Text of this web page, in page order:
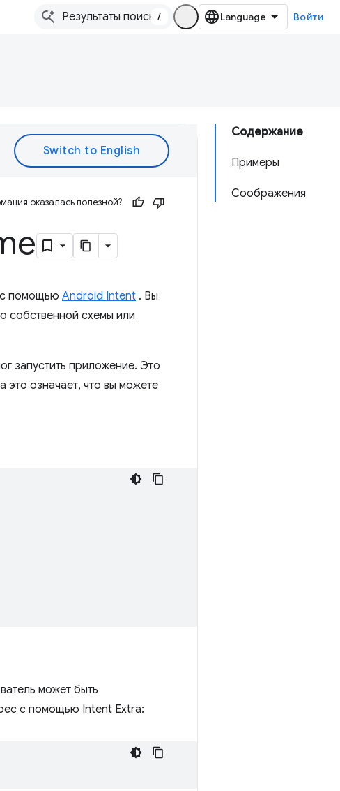
/ Войти
Содержание
Примеры
Соображения
оказалась полезной?
с помощью Android Intent . Вы
собственной схемы или
запустить приложение. Это
это означает, что вы можете
может быть
с помощью Intent Extra: